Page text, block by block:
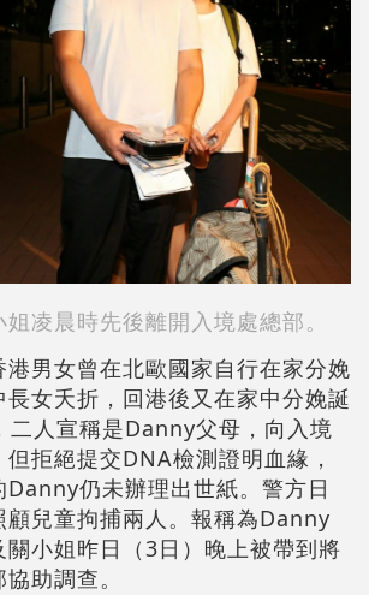
凌晨時先後離開入境處總部。
港男女曾在北歐國家自行在家分娩
女夭折，回港後又在家中分娩誕
二人宣稱是Danny父母，向入境
拒絕提交DNA檢測證明血緣，
Danny仍未辦理出世紙。警方日
顧兒童拘捕兩人。報稱為Danny
小姐昨日（3日）晚上被帶到將
助調查。